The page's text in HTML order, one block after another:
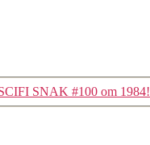
SNAK #100 om 1984!